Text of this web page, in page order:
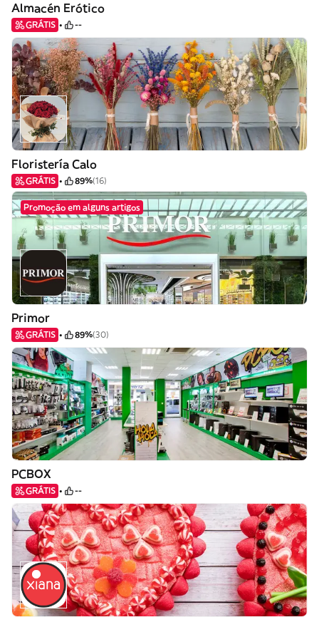
Almacén Erótico
GRÁTIS --
Floristería Calo
GRÁTIS 89%(16)
Promoção em alguns artigos
Primor
GRÁTIS 89%(30)
PCBOX
GRÁTIS --